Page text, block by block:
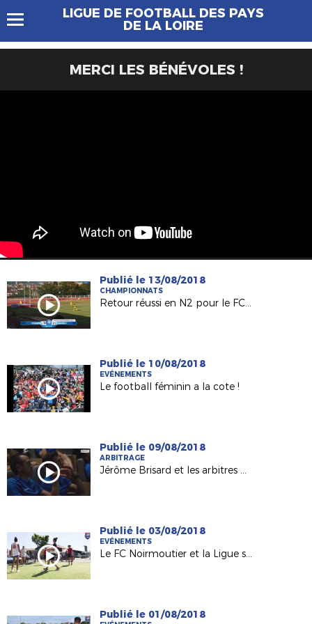
LIGUE DE FOOTBALL DES PAYS
DE LA LOIRE
MERCI LES BÉNÉVOLES !
Publié le 13/08/2018
CHAMPIONNATS
Retour réussi en N2 pour le FC Nantes !
Publié le 10/08/2018
EVÉNEMENTS
Le football féminin a la cote !
Publié le 09/08/2018
ARBITRAGE
Jérôme Brisard et les arbitres de L1 préparés au "VAR" !
Publié le 03/08/2018
EVÉNEMENTS
Le FC Noirmoutier et la Ligue sur le Tour de France 2018
Publié le 01/08/2018